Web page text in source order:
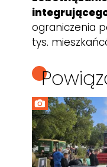
ograniczenia
tys.